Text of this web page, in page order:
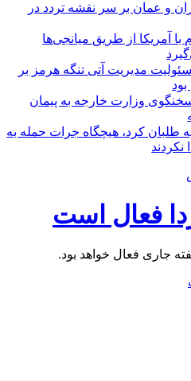
و عمان بر سر نقشه تردد در
با آمریکا از طریق میانجی‌ها
مدیریت آتی تنگه هرمز بر
وزارت خارجه به پیمان
طلبان کرد، هیچگاه جرات حمله به
نکردند
فعال است
جاری فعال خواهد بود.